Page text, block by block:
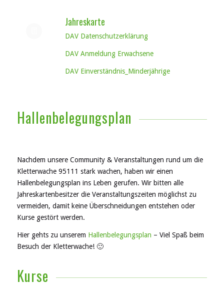
Jahreskarte
DAV Datenschutzerklärung
DAV Anmeldung Erwachsene
DAV Einverständnis_Minderjährige
Hallenbelegungsplan
Nachdem unsere Community & Veranstaltungen rund um die
Kletterwache 95111 stark wachen, haben wir einen
Hallenbelegungsplan ins Leben gerufen. Wir bitten alle
Jahreskartenbesitzer die Veranstaltungszeiten möglichst zu
vermeiden, damit keine Überschneidungen entstehen oder
Kurse gestört werden.
Hier gehts zu unserem Hallenbelegungsplan – Viel Spaß beim
Besuch der Kletterwache! 🙂
Kurse